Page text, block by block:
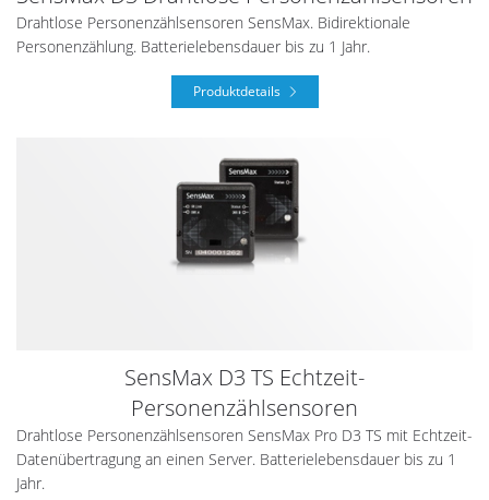
Drahtlose Personenzählsensoren SensMax. Bidirektionale
Personenzählung. Batterielebensdauer bis zu 1 Jahr.
Produktdetails
SensMax D3 TS Echtzeit-
Personenzählsensoren
Drahtlose Personenzählsensoren SensMax Pro D3 TS mit Echtzeit-
Datenübertragung an einen Server. Batterielebensdauer bis zu 1
Jahr.